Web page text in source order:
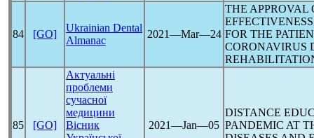
84 [GO]
Ukrainian Dental
Almanac
2021―Mar―24
THE APPROVAL
FOR THE
CORONAVIRUS
85 [GO]
Актуальні
проблеми
сучасної
медицини
Вісник
2021―Jan―05
DISTANCE
PANDEMIC AT